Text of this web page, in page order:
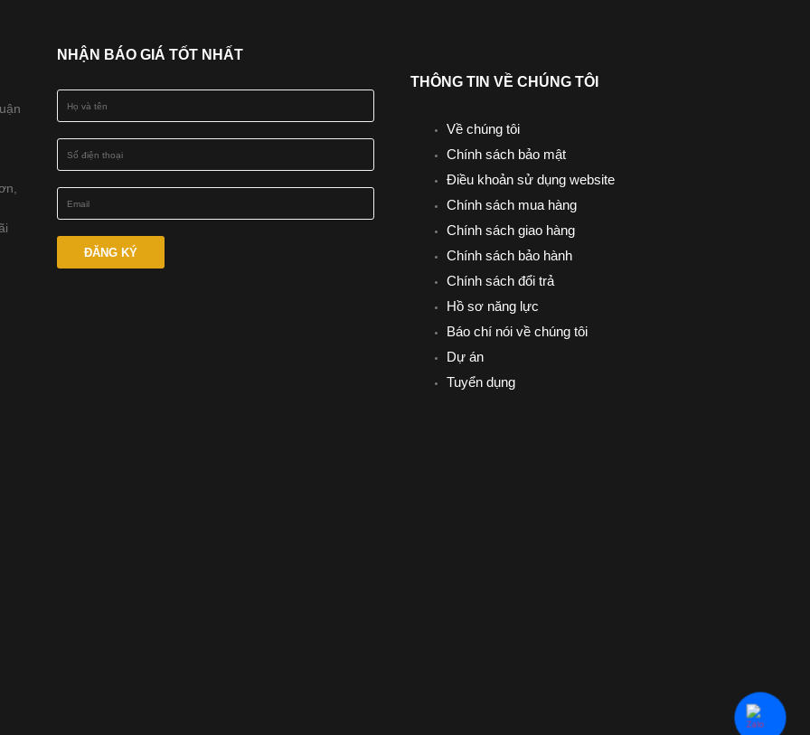
NHẬN BÁO GIÁ TỐT NHẤT
THÔNG TIN VỀ CHÚNG TÔI
Về chúng tôi
Chính sách bảo mật
Điều khoản sử dụng website
Chính sách mua hàng
Chính sách giao hàng
Chính sách bảo hành
Chính sách đổi trả
Hồ sơ năng lực
Báo chí nói về chúng tôi
Dự án
Tuyển dụng